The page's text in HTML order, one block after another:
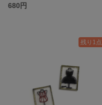
680円
残り1点